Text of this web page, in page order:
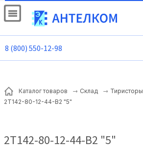
8 (800) 550-12-98
Каталог товаров Склад
Тиристоры
2Т142-80-12-44-В2 "5"
2Т142-80-12-44-В2 "5"